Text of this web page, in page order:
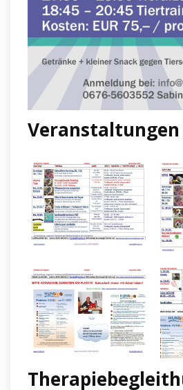
Veranstaltungen